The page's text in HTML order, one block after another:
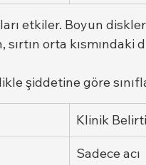
etkiler. Boyun
sırtın orta
şiddetine göre
Klinik
Sadece acı